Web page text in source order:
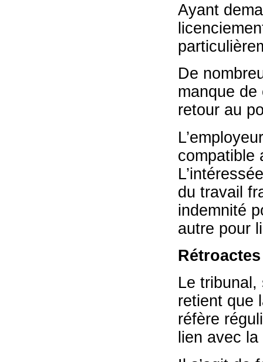
Ayant
De
manque de
retour au
compatible
du travail
indemnité
autre pour
Le tribunal,
retient que
réfère
lien avec